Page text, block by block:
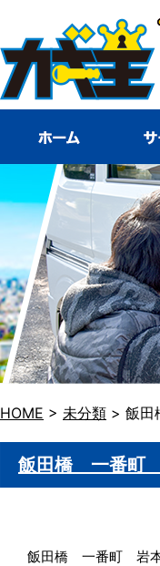
HOME > 未分類 > 飯
飯田橋 一番町
飯田橋 一番町 岩